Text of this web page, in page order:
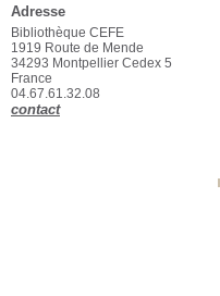
Adresse
Bibliothèque CEFE
1919 Route de Mende
34293 Montpellier Cedex 5
France
04.67.61.32.08
contact